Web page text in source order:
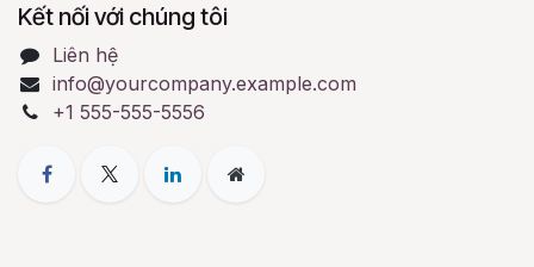
Kết nối với chúng tôi
Liên hệ
info@yourcompany.example.com
+1 555-555-5556